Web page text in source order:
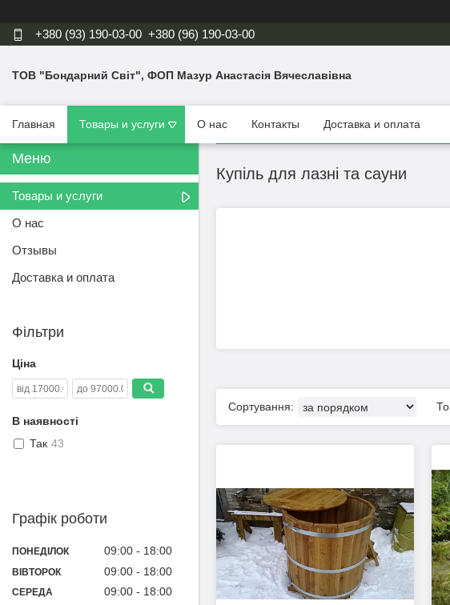
+380 (93) 190-03-00 +380 (96) 190-03-00
ТОВ "Бондарний Світ", ФОП Мазур Анастасія Вячеславівна
Главная Товары и услуги О нас Контакты Доставка и оплата
Купіль для лазні та сауни
Товары и услуги
О нас
Отзывы
Доставка и оплата
Фільтри
Ціна
В наявності
Так 43
Графік роботи
ПОНЕДІЛОК 09:00 18:00
ВІВТОРОК 09:00 18:00
СЕРЕДА 09:00 18:00